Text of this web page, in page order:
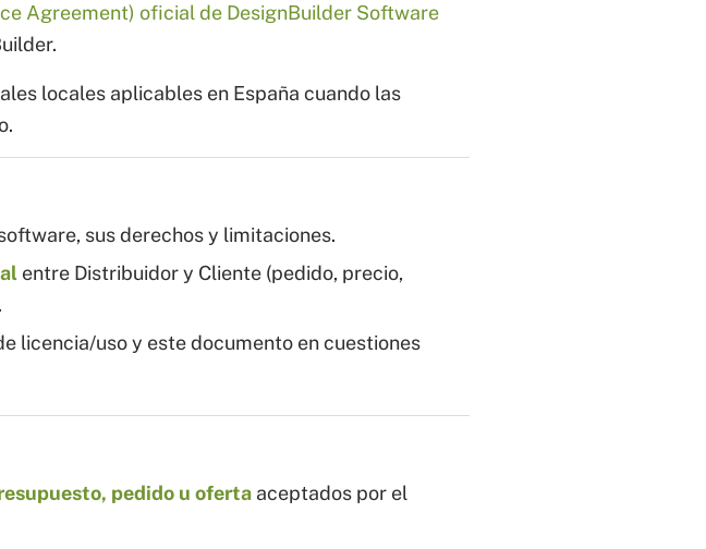
Agreement) oficial de DesignBuilder Software
locales aplicables en España cuando las
sus derechos y limitaciones.
entre Distribuidor y Cliente (pedido, precio,
licencia/uso y este documento en cuestiones
pedido u oferta aceptados por el